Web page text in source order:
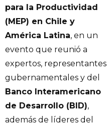
para la Productividad
(MEP) en Chile y
América Latina, en un
evento que reunió a
expertos, representantes
gubernamentales y del
Banco Interamericano
de Desarrollo (BID),
además de líderes del